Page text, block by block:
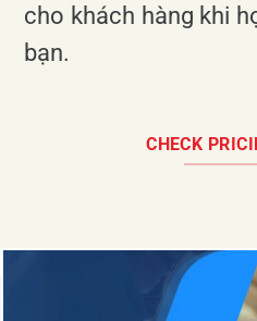
cho khách hàng khi
bạn.
CHECK